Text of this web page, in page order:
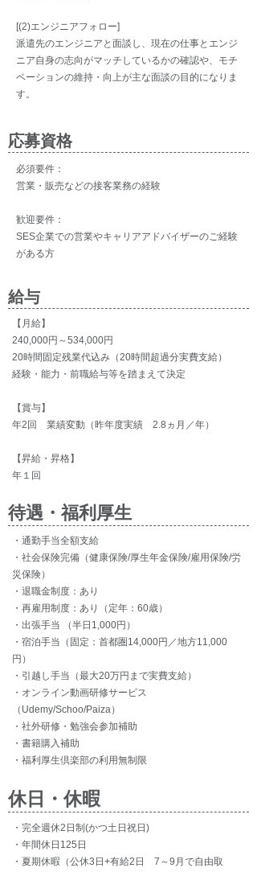
[(2)エンジニアフォロー]
派遣先のエンジニアと面談し、現在の仕事とエンジ
ニア自身の志向がマッチしているかの確認や、モチ
ベーションの維持・向上が主な面談の目的になりま
す。
応募資格
必須要件：
営業・販売などの接客業務の経験
歓迎要件：
SES企業での営業やキャリアアドバイザーのご経験
がある方
給与
【月給】
240,000円～534,000円
20時間固定残業代込み（20時間超過分実費支給）
経験・能力・前職給与等を踏まえて決定
【賞与】
年2回 業績変動（昨年度実績 2.8ヵ月／年）
​【昇給・昇格】
年１回
待遇・福利厚生
・通勤手当全額支給
・社会保険完備（健康保険/厚生年金保険/雇用保険/労
災保険）
・退職金制度：あり
・再雇用制度：あり（定年：60歳）
・出張手当 （半日1,000円）
・宿泊手当（固定：首都圏14,000円／地方11,000
円）
・引越し手当（最大20万円まで実費支給）​
・オンライン動画研修サービス
（Udemy/Schoo/Paiza）
・社外研修・勉強会参加補助
・書籍購入補助
・福利厚生倶楽部の利用無制限
休日・休暇
・完全週休2日制(かつ土日祝日)
・年間休日125日
・夏期休暇（公休3日+有給2日 7～9月で自由取